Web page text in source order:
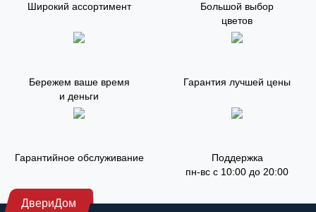
Широкий ассортимент
Большой выбор
цветов
Бережем ваше время
и деньги
Гарантия лучшей цены
Гарантийное обслуживание
Поддержка
пн-вс с 10:00 до 20:00
ДвериДом